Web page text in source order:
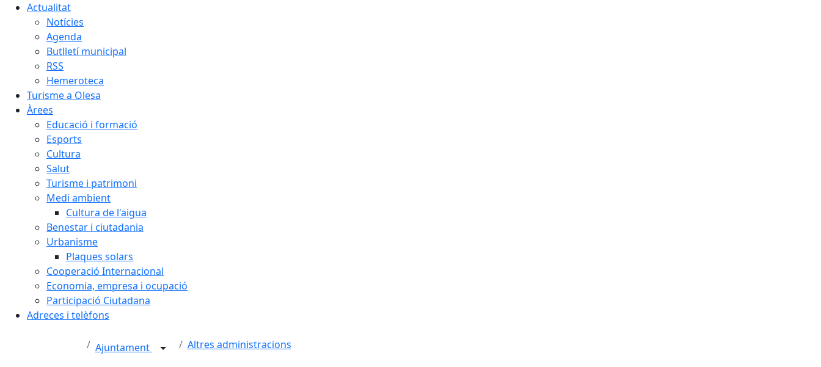
Actualitat
Notícies
Agenda
Butlletí municipal
RSS
Hemeroteca
Turisme a Olesa
Àrees
Educació i formació
Esports
Cultura
Salut
Turisme i patrimoni
Medi ambient
Cultura de l'aigua
Benestar i ciutadania
Urbanisme
Plaques solars
Cooperació Internacional
Economia, empresa i ocupació
Participació Ciutadana
Adreces i telèfons
Ajuntament Altres administracions